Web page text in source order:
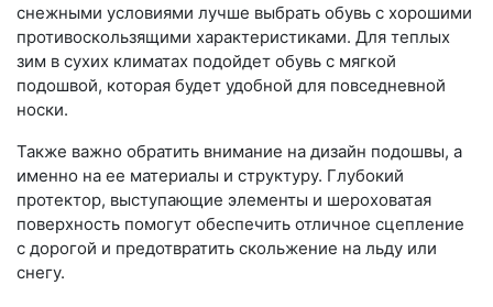
снежными условиями лучше выбрать обувь с хорошими
противоскользящими характеристиками. Для теплых
зим в сухих климатах подойдет обувь с мягкой
подошвой, которая будет удобной для повседневной
носки.
Также важно обратить внимание на дизайн подошвы, а
именно на ее материалы и структуру. Глубокий
протектор, выступающие элементы и шероховатая
поверхность помогут обеспечить отличное сцепление
с дорогой и предотвратить скольжение на льду или
снегу.